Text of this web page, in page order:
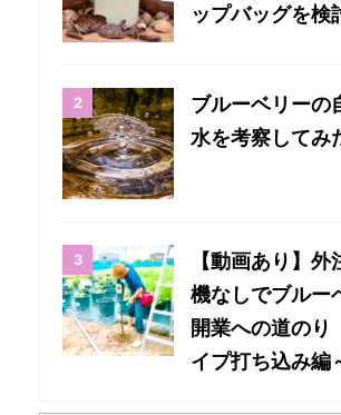
ップバッグを検
ブルーベリーの
水を考察してみ
【動画あり】
機なしでブルー
開業への道の
イプ打ち込み編